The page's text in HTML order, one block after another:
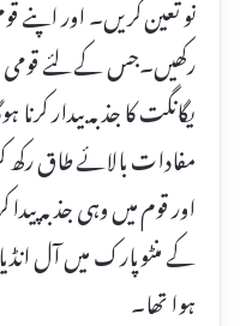
نو تعین کریں۔ اور
رکھیں۔جس کے لئے قومی
یگانگت کا جذبہ بیدار
مفادات بالائے طاق رکھ
کے منٹو پارک میں آل
ہوا تھا۔